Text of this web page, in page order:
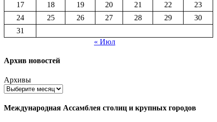
17
18 19 20 21 22
23
24
25 26 27 28 29
30
31
« Июл
Архив новостей
Архивы
Международная Ассамблея столиц и крупных городов